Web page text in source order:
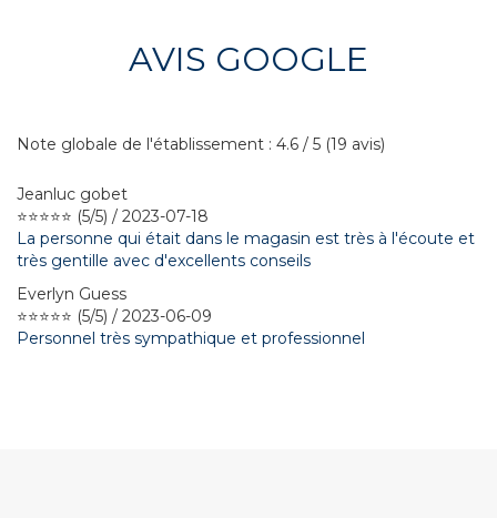
AVIS GOOGLE
Note globale de l'établissement : 4.6 / 5 (19 avis)
Jeanluc gobet
⭐⭐⭐⭐⭐ (5/5) / 2023-07-18
La personne qui était dans le magasin est très à l'écoute et
très gentille avec d'excellents conseils
Everlyn Guess
⭐⭐⭐⭐⭐ (5/5) / 2023-06-09
Personnel très sympathique et professionnel